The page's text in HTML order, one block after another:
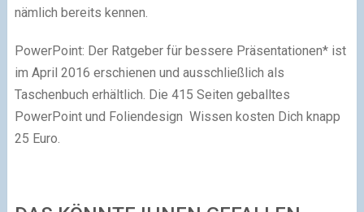
nämlich bereits kennen.
PowerPoint: Der Ratgeber für bessere Präsentationen* ist
im April 2016 erschienen und ausschließlich als
Taschenbuch erhältlich. Die 415 Seiten geballtes
PowerPoint und Foliendesign Wissen kosten Dich knapp
25 Euro.